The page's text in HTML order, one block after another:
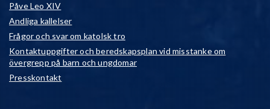
Påve Leo XIV
Andliga kallelser
Frågor och svar om katolsk tro
Kontaktuppgifter och beredskapsplan vid misstanke om
övergrepp på barn och ungdomar
Presskontakt